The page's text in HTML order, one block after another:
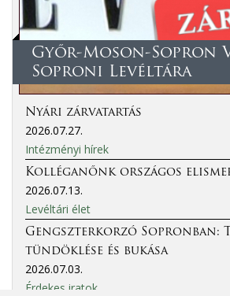
Győr-Moson-Sopron
Soproni Levéltára
Nyári zárvatartás
2026.07.27.
Intézményi hírek
Kolléganőnk országos
2026.07.13.
Levéltári élet
Gengszterkorzó Sopronban:
tündöklése és bukása
2026.07.03.
Érdekes iratok